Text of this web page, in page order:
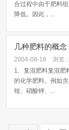
合过程中由于肥料
降低。因此，...
几种肥料的概念
2004-08-18
浏览
1、复混肥料复混肥
的化学肥料。例如
铵、硝酸钾、...